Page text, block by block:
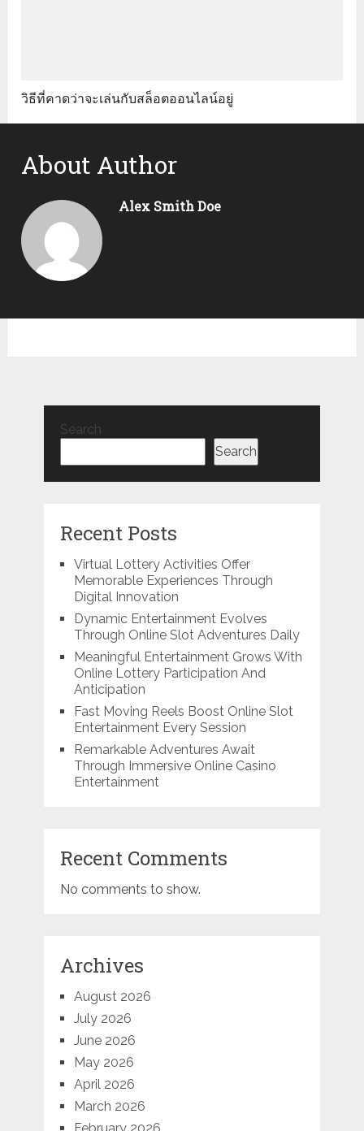
วิธีที่คาดว่าจะเล่นกับสล็อตออนไลน์อยู่
About Author
Alex Smith Doe
Search
Search
Recent Posts
Virtual Lottery Activities Offer
Memorable Experiences Through
Digital Innovation
Dynamic Entertainment Evolves
Through Online Slot Adventures Daily
Meaningful Entertainment Grows With
Online Lottery Participation And
Anticipation
Fast Moving Reels Boost Online Slot
Entertainment Every Session
Remarkable Adventures Await
Through Immersive Online Casino
Entertainment
Recent Comments
No comments to show.
Archives
August 2026
July 2026
June 2026
May 2026
April 2026
March 2026